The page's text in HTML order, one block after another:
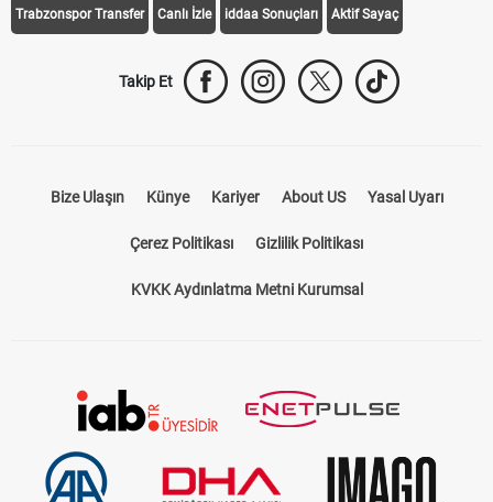
Trabzonspor Transfer Canlı İzle iddaa Sonuçları Aktif Sayaç